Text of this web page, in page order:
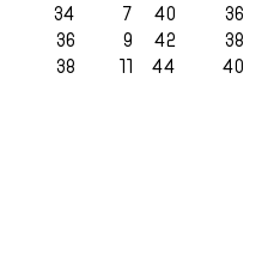
36
40
7
34
38
42
9
36
40
44
11
38